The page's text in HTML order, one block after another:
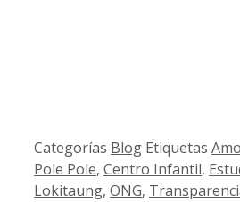
Categorías Blog Etiquetas
Pole Pole, Centro Infantil,
Lokitaung, ONG,